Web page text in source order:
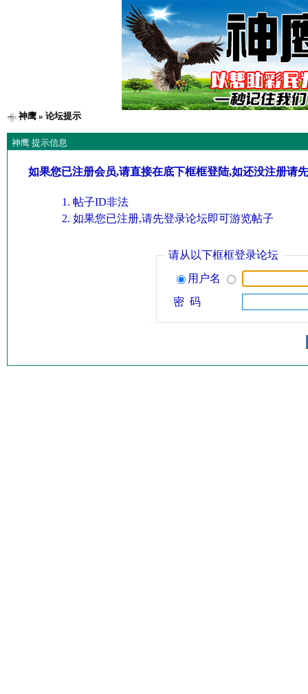
神鹰» 论坛提示
神鹰 提示信息
如果您已注册会员,请直接在底下框框登陆,如还没注册请
帖子ID非法
如果您已注册,请先登录论坛即可游览帖子
请从以下框框登录论坛
用户名
密 码